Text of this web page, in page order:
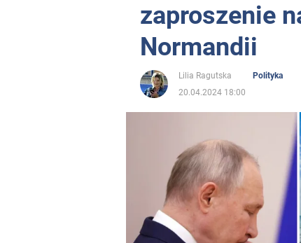
zaproszenie
Normandii
Lilia Ragutska
Polityka
20.04.2024 18:00